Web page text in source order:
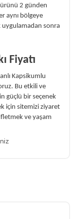
2 günden
aynı bölgeye
uygulamadan sonra
Fiyatı
Kapsikumlu
Bu etkili ve
güçlü bir seçenek
için sitemizi ziyaret
ve yaşam